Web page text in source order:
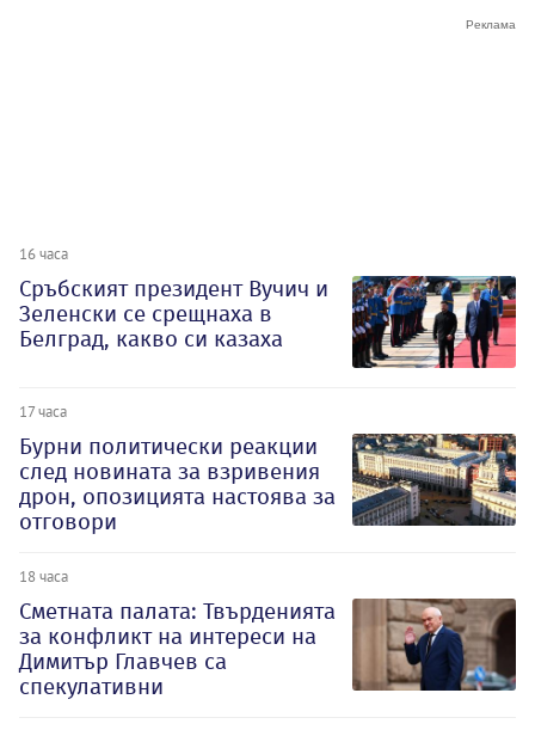
16 часа
Сръбският президент Вучич и
Зеленски се срещнаха в
Белград, какво си казаха
17 часа
Бурни политически реакции
след новината за взривения
дрон, опозицията настоява за
отговори
18 часа
Сметната палата: Твърденията
за конфликт на интереси на
Димитър Главчев са
спекулативни